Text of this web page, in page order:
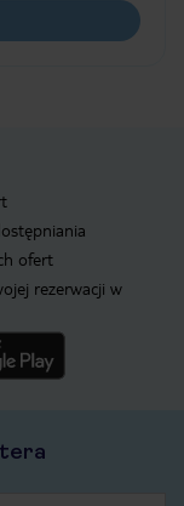
ofert
rezerwacji w